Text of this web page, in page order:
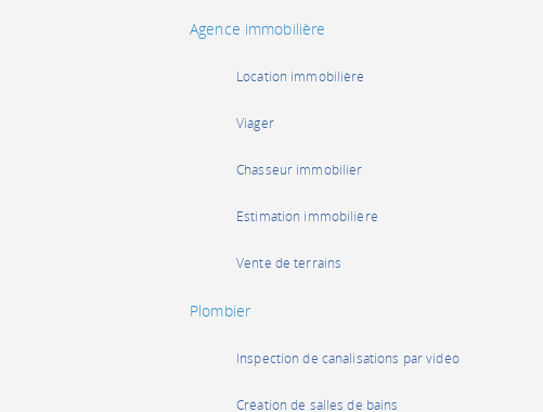
Agence immobilière
Location immobilière
Viager
Chasseur immobilier
Estimation immobilière
Vente de terrains
Plombier
Inspection de canalisations par vidéo
Création de salles de bains